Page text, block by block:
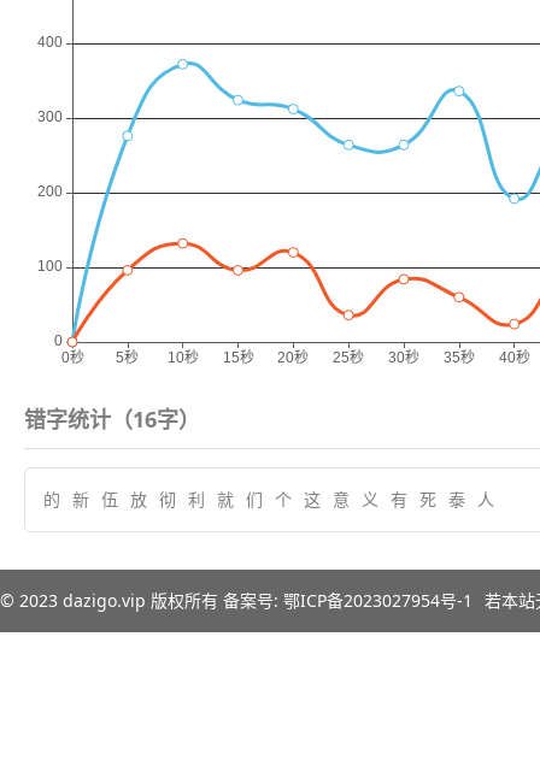
错字统计（16字）
的 新 伍 放 彻 利 就 们 个 这 意 义 有 死 泰 人
© 2023 dazigo.vip 版权所有 备案号: 鄂ICP备2023027954号-1 若本